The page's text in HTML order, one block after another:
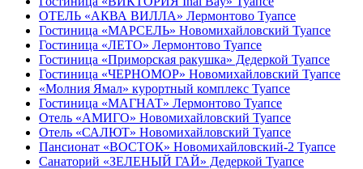
ОТЕЛЬ «АКВА ВИЛЛА» Лермонтово Туапсе
Гостиница «МАРСЕЛЬ» Новомихайловский Туапсе
Гостиница «ЛЕТО» Лермонтово Туапсе
Гостиница «Приморская ракушка» Дедеркой Туапсе
Гостиница «ЧЕРНОМОР» Новомихайловский Туапсе
«Молния Ямал» курортный комплекс Туапсе
Гостиница «МАГНАТ» Лермонтово Туапсе
Отель «АМИГО» Новомихайловский Туапсе
Отель «САЛЮТ» Новомихайловский Туапсе
Пансионат «ВОСТОК» Новомихайловский-2 Туапсе
Санаторий «ЗЕЛЕНЫЙ ГАЙ» Дедеркой Туапсе